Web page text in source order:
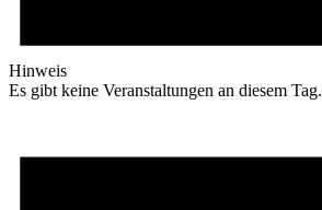
Hinweis
Es gibt keine Veranstaltungen an diesem Tag.